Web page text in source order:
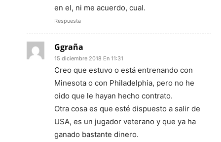
en el, ni me acuerdo, cual.
Respuesta
Ggraña
15 diciembre 2018 En 11:31
Creo que estuvo o está entrenando con
Minesota o con Philadelphia, pero no he
oido que le hayan hecho contrato.
Otra cosa es que esté dispuesto a salir de
USA, es un jugador veterano y que ya ha
ganado bastante dinero.